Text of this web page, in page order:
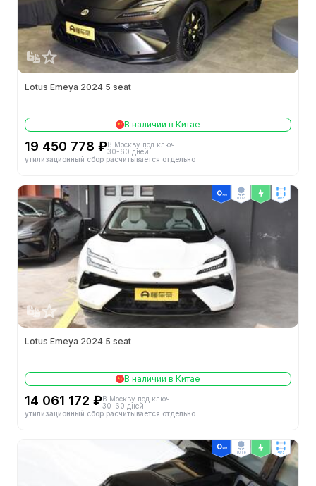
Lotus Emeya 2024 5 seat
В наличии в Китае
19 450 778 ₽В Москву под ключ
30-60 дней
утилизационный сбор расчитывается отдельно
ТОП 7 4wd
Lotus Emeya 2024 5 seat
В наличии в Китае
14 061 172 ₽В Москву под ключ
30-60 дней
утилизационный сбор расчитывается отдельно
ТОП 8 4wd